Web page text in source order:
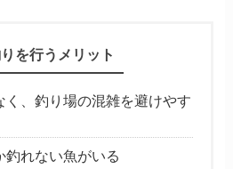
を行うメリット
く、釣り場の混雑を避けやす
釣れない魚がいる